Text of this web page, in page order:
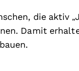
die aktiv
Damit